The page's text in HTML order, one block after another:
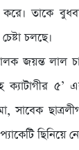
তাকে
চলছে।
জয়ন্ত
ক্যাটাগীর
সাবেক
ছিনিয়ে